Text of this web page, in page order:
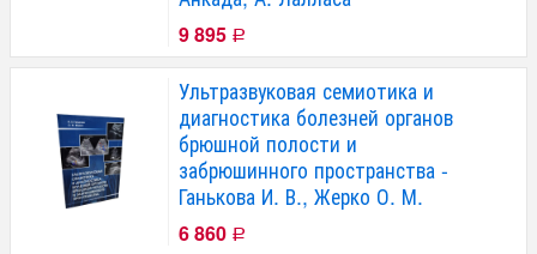
9 895 Р
Ультразвуковая семиотика и
диагностика болезней органов
брюшной полости и
забрюшинного пространства -
Ганькова И. В., Жерко О. М.
6 860 Р